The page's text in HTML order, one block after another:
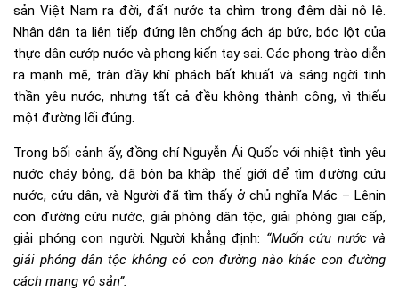
sản Việt Nam ra đời, đất nước ta chìm trong đêm dài nô lệ.
Nhân dân ta liên tiếp đứng lên chống ách áp bức, bóc lột của
thực dân cướp nước và phong kiến tay sai. Các phong trào diễn
ra mạnh mẽ, tràn đầy khí phách bất khuất và sáng ngời tinh
thần yêu nước, nhưng tất cả đều không thành công, vì thiếu
một đường lối đúng.
Trong bối cảnh ấy, đồng chí Nguyễn Ái Quốc với nhiệt tình yêu
nước cháy bỏng, đã bôn ba khắp thế giới để tìm đường cứu
nước, cứu dân, và Người đã tìm thấy ở chủ nghĩa Mác – Lênin
con đường cứu nước, giải phóng dân tộc, giải phóng giai cấp,
giải phóng con người. Người khẳng định: “Muốn cứu nước và
giải phóng dân tộc không có con đường nào khác con đường
cách mạng vô sản”.